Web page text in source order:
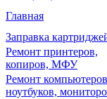
Главная
Заправка
Ремонт принтеров,
копиров, МФУ
Ремонт
ноутбуков,